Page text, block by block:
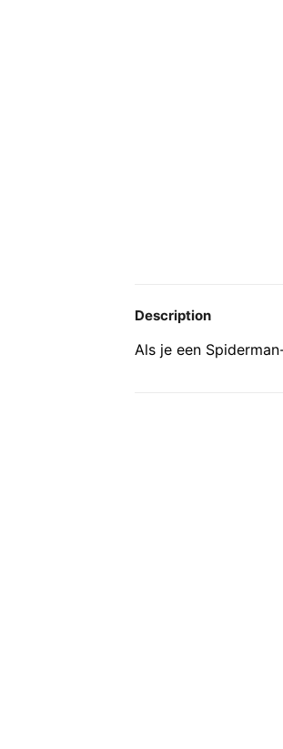
Description
Als je een